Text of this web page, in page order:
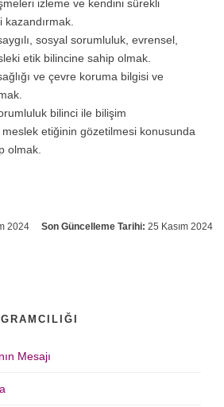
izleme ve kendini sürekli
sosyal sorumluluk, evrensel,
etik bilincine sahip olmak.
ve çevre koruma bilgisi ve
bilinci ile bilişim
meslek etiğinin gözetilmesi konusunda
olmak.
2024 Son Güncelleme Tarihi: 25 Kasım 2024
Mesajı